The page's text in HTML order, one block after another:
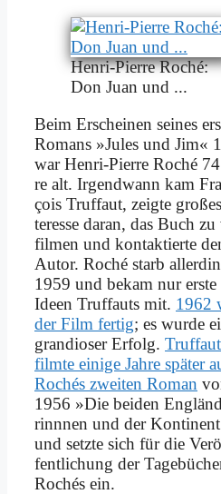
Hen­ri-Pierre Ro­ché:
Don Ju­an und ...
Beim Er­schei­nen sei­nes
Ro­mans »Ju­les und Jim«
war Hen­ri-Pierre Ro­ché
re alt. Ir­gend­wann kam
çois Truf­f­aut, zeig­te
ter­es­se dar­an, das Buch
fil­men und kon­tak­tier­te
Au­tor. Ro­ché starb
1959 und be­kam nur er­ste
Ideen Truf­f­auts mit. 1962
der Film fer­tig; es wur­de
gran­dio­ser Er­folg.
film­te ei­ni­ge Jah­re spä­ter
Ro­chés zwei­ten Ro­man
1956 »Die bei­den
rinn­nen und der
und setz­te sich für die
fent­li­chung der
Ro­chés ein.